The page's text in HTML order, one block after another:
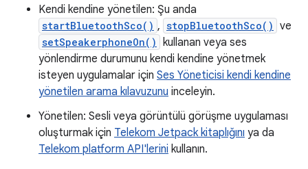
Kendi kendine yönetilen: Şu anda
startBluetoothSco() , stopBluetoothSco() ve
setSpeakerphoneOn() kullanan veya ses
yönlendirme durumunu kendi kendine yönetmek
isteyen uygulamalar için Ses Yöneticisi kendi kendine
yönetilen arama kılavuzunu inceleyin.
Yönetilen: Sesli veya görüntülü görüşme uygulaması
oluşturmak için Telekom Jetpack kitaplığını ya da
Telekom platform API'lerini kullanın.